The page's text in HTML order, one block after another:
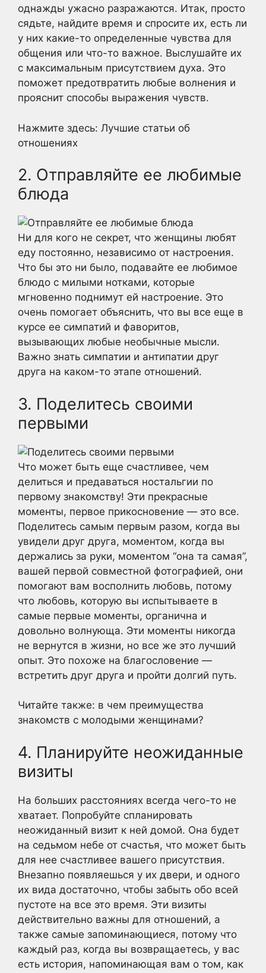
однажды ужасно разражаются. Итак, просто
сядьте, найдите время и спросите их, есть ли
у них какие-то определенные чувства для
общения или что-то важное. Выслушайте их
с максимальным присутствием духа. Это
поможет предотвратить любые волнения и
прояснит способы выражения чувств.
Нажмите здесь: Лучшие статьи об
отношениях
2. Отправляйте ее любимые
блюда
Ни для кого не секрет, что женщины любят
еду постоянно, независимо от настроения.
Что бы это ни было, подавайте ее любимое
блюдо с милыми нотками, которые
мгновенно поднимут ей настроение. Это
очень помогает объяснить, что вы все еще в
курсе ее симпатий и фаворитов,
вызывающих любые необычные мысли.
Важно знать симпатии и антипатии друг
друга на каком-то этапе отношений.
3. Поделитесь своими
первыми
Что может быть еще счастливее, чем
делиться и предаваться ностальгии по
первому знакомству! Эти прекрасные
моменты, первое прикосновение — это все.
Поделитесь самым первым разом, когда вы
увидели друг друга, моментом, когда вы
держались за руки, моментом “она та самая”,
вашей первой совместной фотографией, они
помогают вам восполнить любовь, потому
что любовь, которую вы испытываете в
самые первые моменты, органична и
довольно волнующа. Эти моменты никогда
не вернутся в жизни, но все же это лучший
опыт. Это похоже на благословение —
встретить друг друга и пройти долгий путь.
Читайте также: в чем преимущества
знакомств с молодыми женщинами?
4. Планируйте неожиданные
визиты
На больших расстояниях всегда чего-то не
хватает. Попробуйте спланировать
неожиданный визит к ней домой. Она будет
на седьмом небе от счастья, что может быть
для нее счастливее вашего присутствия.
Внезапно появляешься у их двери, и одного
их вида достаточно, чтобы забыть обо всей
пустоте на все это время. Эти визиты
действительно важны для отношений, а
также самые запоминающиеся, потому что
каждый раз, когда вы возвращаетесь, у вас
есть история, напоминающая вам о том, как